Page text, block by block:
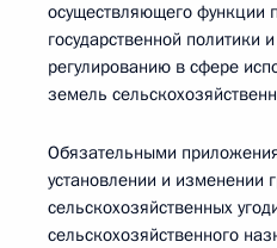
осуществляющего функции
государственной политики
регулированию в сфере
земель
Обязательными
установлении и изменении
сельскохозяйственных
сельскохозяйственного